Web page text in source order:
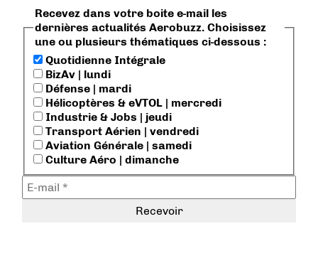
Recevez dans votre boite e-mail les
dernières actualités Aerobuzz. Choisissez
une ou plusieurs thématiques ci-dessous :
Quotidienne Intégrale
BizAv | lundi
Défense | mardi
Hélicoptères & eVTOL | mercredi
Industrie & Jobs | jeudi
Transport Aérien | vendredi
Aviation Générale | samedi
Culture Aéro | dimanche